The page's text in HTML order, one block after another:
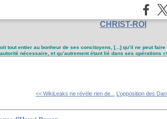
CHRIST-ROI
tout entier au bonheur de ses concitoyens, [...] qu’il ne peut
nécessaire, et qu’autrement étant lié dans ses opérations
<< WikiLeaks ne révèle rien de... L’opposition des